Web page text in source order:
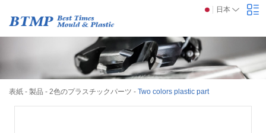
日本
表紙 - 製品 - 2色のプラスチックパーツ - Two colors plastic part